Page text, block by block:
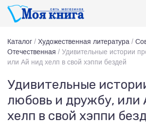
Каталог / Художественная литература /
Отечественная / Удивительные истории
или Ай нид хелп в свой хэппи бездей
Удивительные
любовь и дружбу, или
хелп в свой хэппи